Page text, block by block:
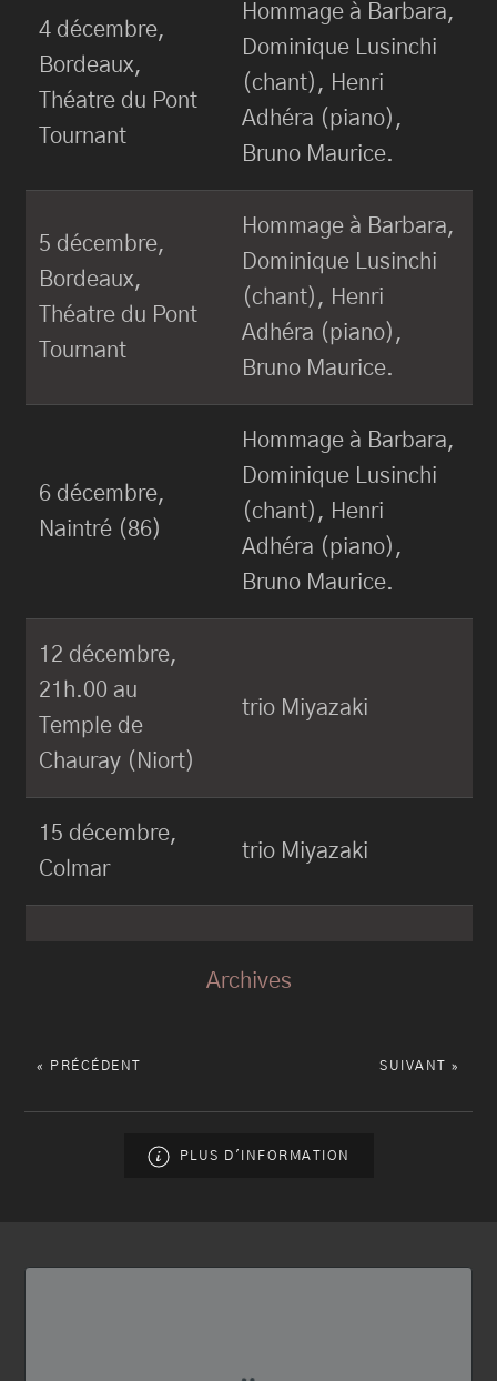
4 décembre,
Bordeaux,
Théatre du Pont
Tournant
Hommage à Barbara,
Dominique Lusinchi
(chant), Henri
Adhéra (piano),
Bruno Maurice.
5 décembre,
Bordeaux,
Théatre du Pont
Tournant
Hommage à Barbara,
Dominique Lusinchi
(chant), Henri
Adhéra (piano),
Bruno Maurice.
6 décembre,
Naintré (86)
Hommage à Barbara,
Dominique Lusinchi
(chant), Henri
Adhéra (piano),
Bruno Maurice.
12 décembre,
21h.00 au
Temple de
Chauray (Niort)
trio Miyazaki
15 décembre,
Colmar
trio Miyazaki
Archives
« PRÉCÉDENT SUIVANT »
PLUS D'INFORMATION